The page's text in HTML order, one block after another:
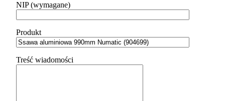
NIP (wymagane)
Produkt
Treść wiadomości